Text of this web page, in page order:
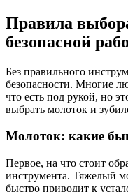
Правила
безопасной
Без правильного
безопасности. Многие
что есть под рукой, но
выбрать молоток и
Молоток: какие
Первое, на что стоит
инструмента. Тяжелый
быстро приводит к